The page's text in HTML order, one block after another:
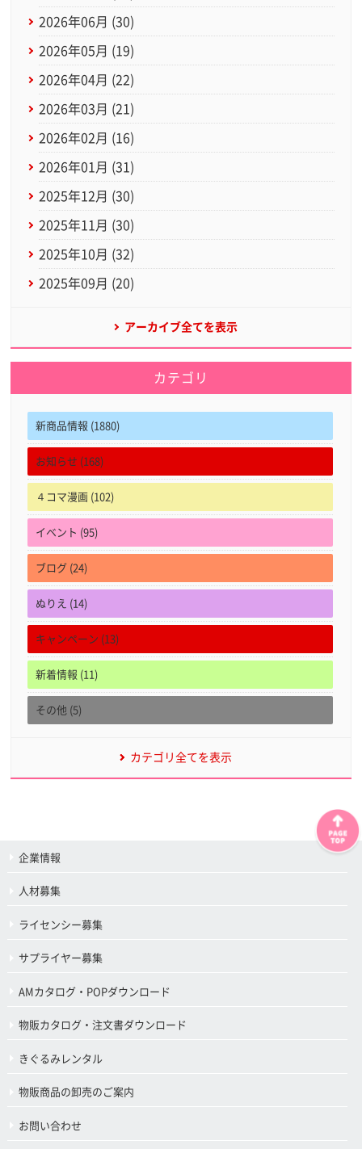
2026年06月 (30)
2026年05月 (19)
2026年04月 (22)
2026年03月 (21)
2026年02月 (16)
2026年01月 (31)
2025年12月 (30)
2025年11月 (30)
2025年10月 (32)
2025年09月 (20)
アーカイブ全てを表示
カテゴリ
新商品情報 (1880)
お知らせ (168)
４コマ漫画 (102)
イベント (95)
ブログ (24)
ぬりえ (14)
キャンペーン (13)
新着情報 (11)
その他 (5)
カテゴリ全てを表示
企業情報
人材募集
ライセンシー募集
サプライヤー募集
AMカタログ・POPダウンロード
物販カタログ・注文書ダウンロード
きぐるみレンタル
物販商品の卸売のご案内
お問い合わせ